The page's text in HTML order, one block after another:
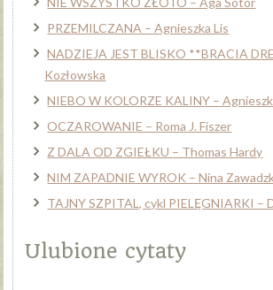
PRZEMILCZANA – Agnieszka Lis
NADZIEJA JEST BLISKO **BRACIA
Kozłowska
NIEBO W KOLORZE KALINY –
OCZAROWANIE – Roma J. Fiszer
Z DALA OD ZGIEŁKU – Thomas Hardy
NIM ZAPADNIE WYROK – Nina
TAJNY SZPITAL, cykl PIELĘGNIARKI –
Ulubione cytaty